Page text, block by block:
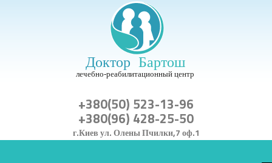
+380(50) 523-13-96
+380(96) 428-25-50
г.Киев ул. Олены Пчилки,7 оф.1